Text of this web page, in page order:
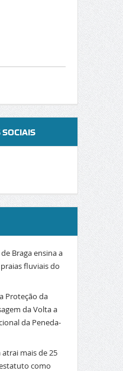
Braga ensina a
fluviais do
Proteção da
da Volta a
da Peneda-
atrai mais de 25
como